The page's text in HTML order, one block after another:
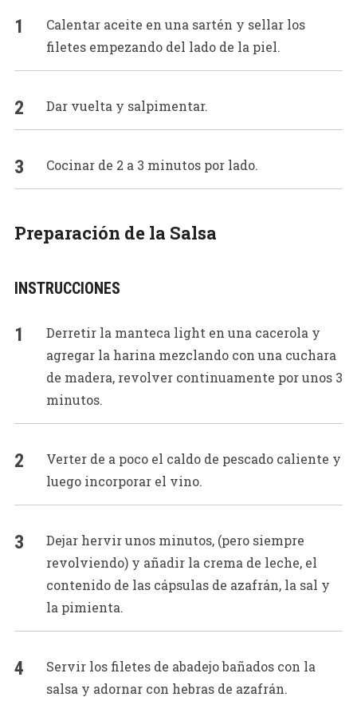
Calentar aceite en una sartén y sellar los
filetes empezando del lado de la piel.
Dar vuelta y salpimentar.
Cocinar de 2 a 3 minutos por lado.
Preparación de la Salsa
INSTRUCCIONES
Derretir la manteca light en una cacerola y
agregar la harina mezclando con una cuchara
de madera, revolver continuamente por unos 3
minutos.
Verter de a poco el caldo de pescado caliente y
luego incorporar el vino.
Dejar hervir unos minutos, (pero siempre
revolviendo) y añadir la crema de leche, el
contenido de las cápsulas de azafrán, la sal y
la pimienta.
Servir los filetes de abadejo bañados con la
salsa y adornar con hebras de azafrán.